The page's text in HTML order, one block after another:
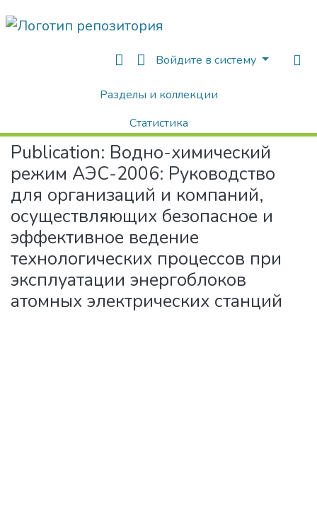
Войдите в систему
Разделы и коллекции
Статистика
Поиск
Монографии / Учебные издания
Publication: Водно-химический
режим АЭС-2006: Руководство
для организаций и компаний,
осуществляющих безопасное и
эффективное ведение
технологических процессов при
эксплуатации энергоблоков
атомных электрических станций